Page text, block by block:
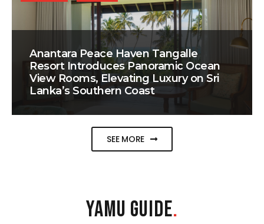
Anantara Peace Haven Tangalle
Resort Introduces Panoramic Ocean
View Rooms, Elevating Luxury on Sri
Lanka’s Southern Coast
SEE MORE
YAMU GUIDE.